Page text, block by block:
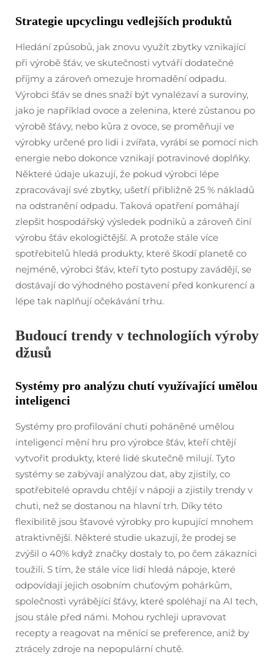
Strategie upcyclingu vedlejších produktů
Hledání způsobů, jak znovu využít zbytky vznikající
při výrobě šťáv, ve skutečnosti vytváří dodatečné
příjmy a zároveň omezuje hromadění odpadu.
Výrobci šťáv se dnes snaží být vynalézaví a suroviny,
jako je například ovoce a zelenina, které zůstanou po
výrobě šťávy, nebo kůra z ovoce, se proměňují ve
výrobky určené pro lidi i zvířata, vyrábí se pomocí nich
energie nebo dokonce vznikají potravinové doplňky.
Některé údaje ukazují, že pokud výrobci lépe
zpracovávají své zbytky, ušetří přibližně 25 % nákladů
na odstranění odpadu. Taková opatření pomáhají
zlepšit hospodářský výsledek podniků a zároveň činí
výrobu šťáv ekologičtější. A protože stále více
spotřebitelů hledá produkty, které škodí planetě co
nejméně, výrobci šťáv, kteří tyto postupy zavádějí, se
dostávají do výhodného postavení před konkurencí a
lépe tak naplňují očekávání trhu.
Budoucí trendy v technologiích výroby
džusů
Systémy pro analýzu chutí využívající umělou
inteligenci
Systémy pro profilování chuti poháněné umělou
inteligencí mění hru pro výrobce šťáv, kteří chtějí
vytvořit produkty, které lidé skutečně milují. Tyto
systémy se zabývají analýzou dat, aby zjistily, co
spotřebitelé opravdu chtějí v nápoji a zjistily trendy v
chuti, než se dostanou na hlavní trh. Díky této
flexibilitě jsou šťavové výrobky pro kupující mnohem
atraktivnější. Některé studie ukazují, že prodej se
zvýšil o 40% když značky dostaly to, po čem zákazníci
toužili. S tím, že stále více lidí hledá nápoje, které
odpovídají jejich osobním chuťovým pohárkům,
společnosti vyrábějící šťávy, které spoléhají na AI tech,
jsou stále před námi. Mohou rychleji upravovat
recepty a reagovat na měnící se preference, aniž by
ztrácely zdroje na nepopulární chutě.